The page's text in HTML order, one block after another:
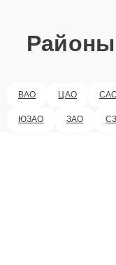
ВАО ЦАО
ЮЗАО ЗАО